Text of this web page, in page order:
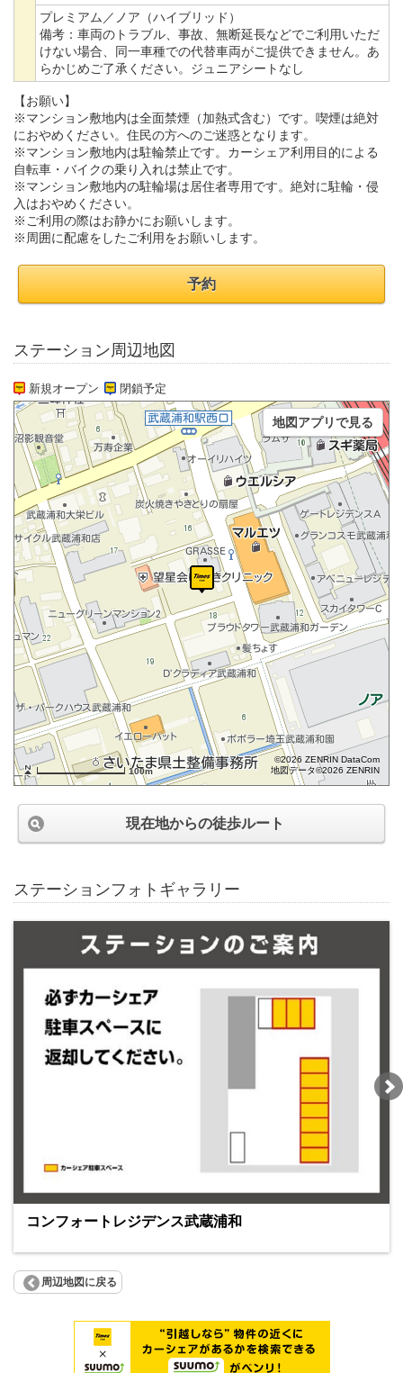
プレミアム／ノア（ハイブリッド）
備考： 車両のトラブル、事故、無断延長などでご利用いただ
けない場合、同一車種での代替車両がご提供できません。あ
らかじめご了承ください。ジュニアシートなし
【お願い】
※マンション敷地内は全面禁煙（加熱式含む）です。喫煙は絶対
におやめください。住民の方へのご迷惑となります。
※マンション敷地内は駐輪禁止です。カーシェア利用目的による
自転車・バイクの乗り入れは禁止です。
※マンション敷地内の駐輪場は居住者専用です。絶対に駐輪・侵
入はおやめください。
※ご利用の際はお静かにお願いします。
※周囲に配慮をしたご利用をお願いします。
予約
ステーション周辺地図
新規オープン 閉鎖予定
100m
©2026 ZENRIN DataCom
地図データ©2026 ZENRIN
地図アプリで見る
現在地からの徒歩ルート
ステーションフォトギャラリー
コンフォートレジデンス武蔵浦和
周辺地図に戻る